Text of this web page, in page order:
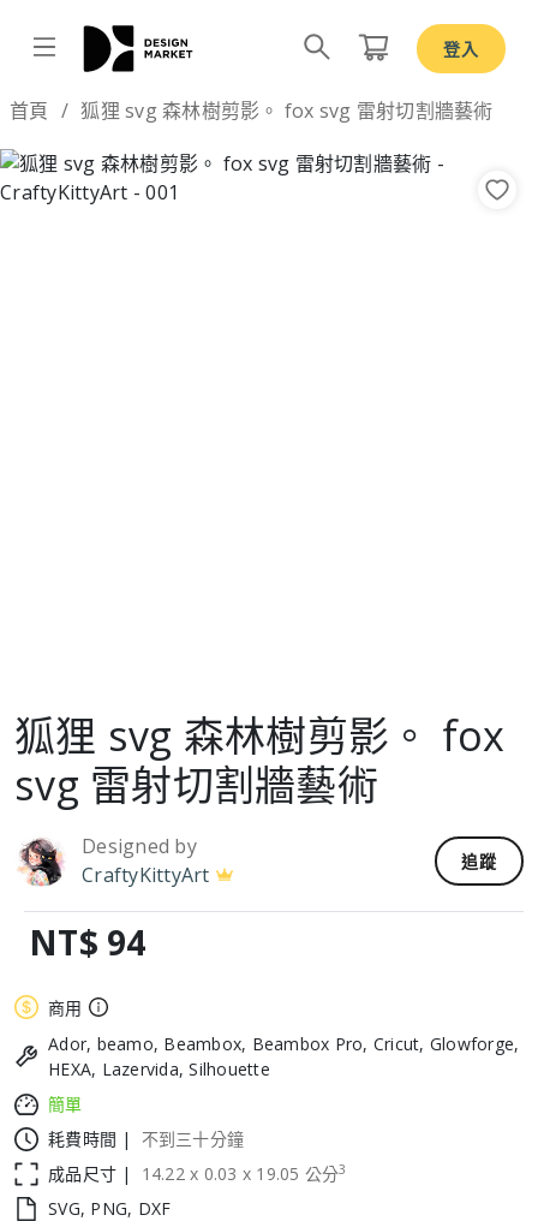
登入
首頁 狐狸 svg 森林樹剪影。 fox svg 雷射切割牆藝術
狐狸 svg 森林樹剪影。 fox
svg 雷射切割牆藝術
Designed by
CraftyKittyArt
追蹤
NT$ 94
商用
Ador, beamo, Beambox, Beambox Pro, Cricut, Glowforge,
HEXA, Lazervida, Silhouette
簡單
耗費時間 |
不到三十分鐘
成品尺寸 |
14.22x 0.03 x 19.05 公分3
SVG, PNG, DXF